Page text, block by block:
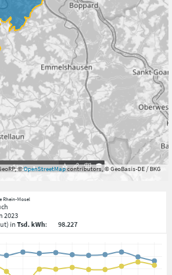
5km©OpenStreetMapcontributors, © GeoBasis-DE / BKG
Rhein-Mosel
2023
in Tsd. kWh: 98.227